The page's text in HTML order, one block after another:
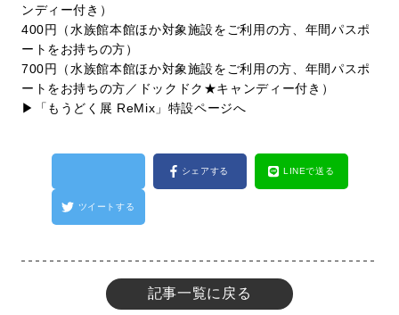
ンディー付き）
400円（水族館本館ほか対象施設をご利用の方、年間パスポ
ートをお持ちの方）
700円（水族館本館ほか対象施設をご利用の方、年間パスポ
ートをお持ちの方／ドックドク★キャンディー付き）
▶︎「もうどく展 ReMix」特設ページへ
ツイートする
シェアする LINEで送る
記事一覧に戻る